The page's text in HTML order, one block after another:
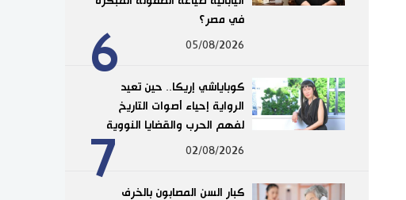
6
في مصر؟
05/08/2026
7
كوباياشي إريكا.. حين تعيد
الرواية إحياء أصوات التاريخ
لفهم الحرب والقضايا النووية
02/08/2026
كبار السن المصابون بالخرف